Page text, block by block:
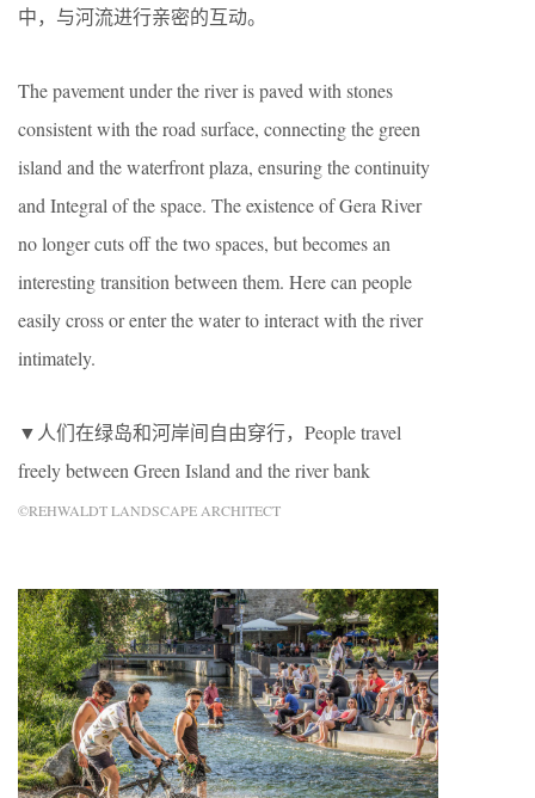
中，与河流进行亲密的互动。
The pavement under the river is paved with stones
consistent with the road surface, connecting the green
island and the waterfront plaza, ensuring the continuity
and Integral of the space. The existence of Gera River
no longer cuts off the two spaces, but becomes an
interesting transition between them. Here can people
easily cross or enter the water to interact with the river
intimately.
▼人们在绿岛和河岸间自由穿行，People travel
freely between Green Island and the river bank
©REHWALDT LANDSCAPE ARCHITECT